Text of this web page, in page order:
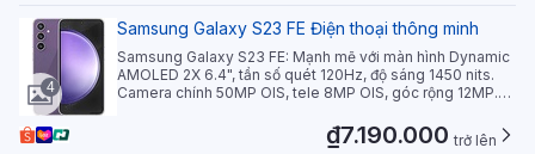
4
Samsung Galaxy S23 FE Điện thoại thông minh
Samsung Galaxy S23 FE: Mạnh mẽ với màn hình Dynamic
AMOLED 2X 6.4", tần số quét 120Hz, độ sáng 1450 nits.
Camera chính 50MP OIS, tele 8MP OIS, góc rộng 12MP.
128/256GB. Pin 4500mAh, sạc nhanh 25W. Chống nước
IP68, 5G, NFC. Màu sắc đa dạng: Mint, Cream, Graphite,
₫7.190.000 trở lên